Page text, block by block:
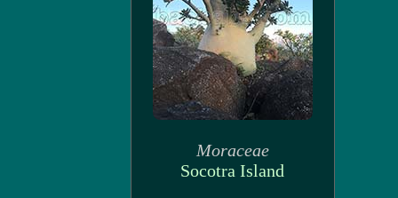
Moraceae
Socotra Island